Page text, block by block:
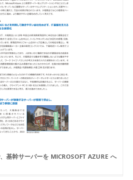
基幹サーバーを MICROSOFT AZURE へ